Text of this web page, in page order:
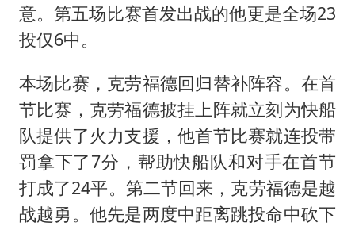
意。第五场比赛首发出战的他更是全场23
投仅6中。
本场比赛，克劳福德回归替补阵容。在首
节比赛，克劳福德披挂上阵就立刻为快船
队提供了火力支援，他首节比赛就连投带
罚拿下了7分，帮助快船队和对手在首节
打成了24平。第二节回来，克劳福德是越
战越勇。他先是两度中距离跳投命中砍下